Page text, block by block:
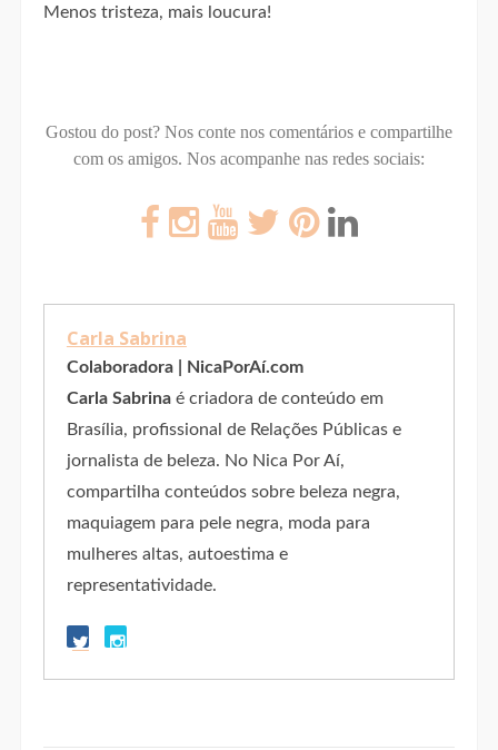
Menos tristeza, mais loucura!
Gostou do post? Nos conte nos comentários e compartilhe
com os amigos. Nos acompanhe nas redes sociais:
Carla Sabrina
Colaboradora | NicaPorAí.com
Carla Sabrinaé criadora de conteúdo em
Brasília, profissional de Relações Públicas e
jornalista de beleza. No Nica Por Aí,
compartilha conteúdos sobre beleza negra,
maquiagem para pele negra, moda para
mulheres altas, autoestima e
representatividade.